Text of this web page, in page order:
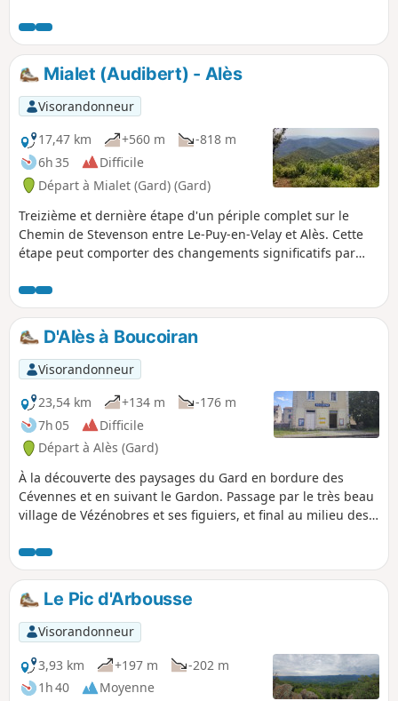
portages, sans qui le VTT ne serait pas ce qu'il est !
Mialet (Audibert) - Alès
Visorandonneur
17,47 km
+560 m
-818 m
6h 35
Difficile
Départ à Mialet (Gard) (Gard)
Treizième et dernière étape d'un périple complet sur le
Chemin de Stevenson entre Le-Puy-en-Velay et Alès. Cette
étape peut comporter des changements significatifs par
arrêté à Saint-Jean-du-Gard dans son périple. Cette
dernière étape permet donc de revenir vers une ville où les
moyens de communication vers le point de départ du
périple sont plus nombreux tout en découvrant les derniers
contreforts des Cévennes.
D'Alès à Boucoiran
Visorandonneur
23,54 km
+134 m
-176 m
7h 05
Difficile
Départ à Alès (Gard)
À la découverte des paysages du Gard en bordure des
Cévennes et en suivant le Gardon. Passage par le très beau
village de Vézénobres et ses figuiers, et final au milieu des
GR®700. Deux bémols : de nombreux passages sur le
bitume et parfois la proximité avec la N106 et son bruit
incessant.
Le Pic d'Arbousse
Visorandonneur
3,93 km
+197 m
-202 m
1h 40
Moyenne